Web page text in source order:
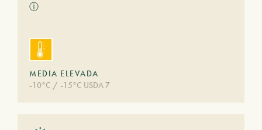
ⓘ
MEDIA ELEVADA
-10°C / -15°C USDA 7